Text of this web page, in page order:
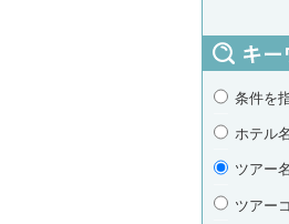
条件を
ホテル
ツアー
ツアー